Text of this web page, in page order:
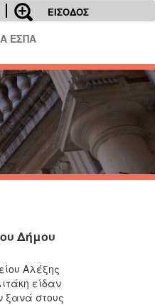
ΕΙΣΟΔΟΣ
ΕΣΠΑ
Δήμου
Αλέξης
είδαν
ξανά στους